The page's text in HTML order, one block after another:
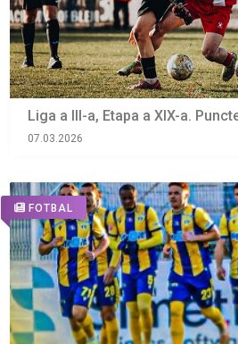
Liga a III-a, Etapa a XIX-a.
07.03.2026
FOTBAL